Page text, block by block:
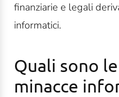
finanziarie e legali
informatici.
Quali sono
minacce